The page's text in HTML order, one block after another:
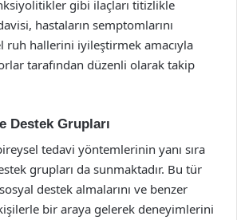
gibi ilaçları titizlikle
hastaların semptomlarını
ruh hallerini iyileştirmek amacıyla
tarafından düzenli olarak takip
Destek Grupları
tedavi yöntemlerinin yanı sıra
grupları da sunmaktadır. Bu tür
destek almalarını ve benzer
bir araya gelerek deneyimlerini